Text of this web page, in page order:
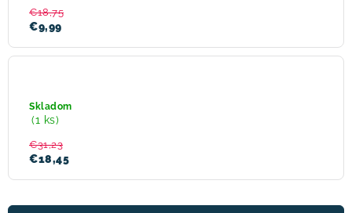
€18,75
€9,99
Face
set
WILD
tričko
dl.rukáv
Skladom
(1 ks)
€31,23
€18,45